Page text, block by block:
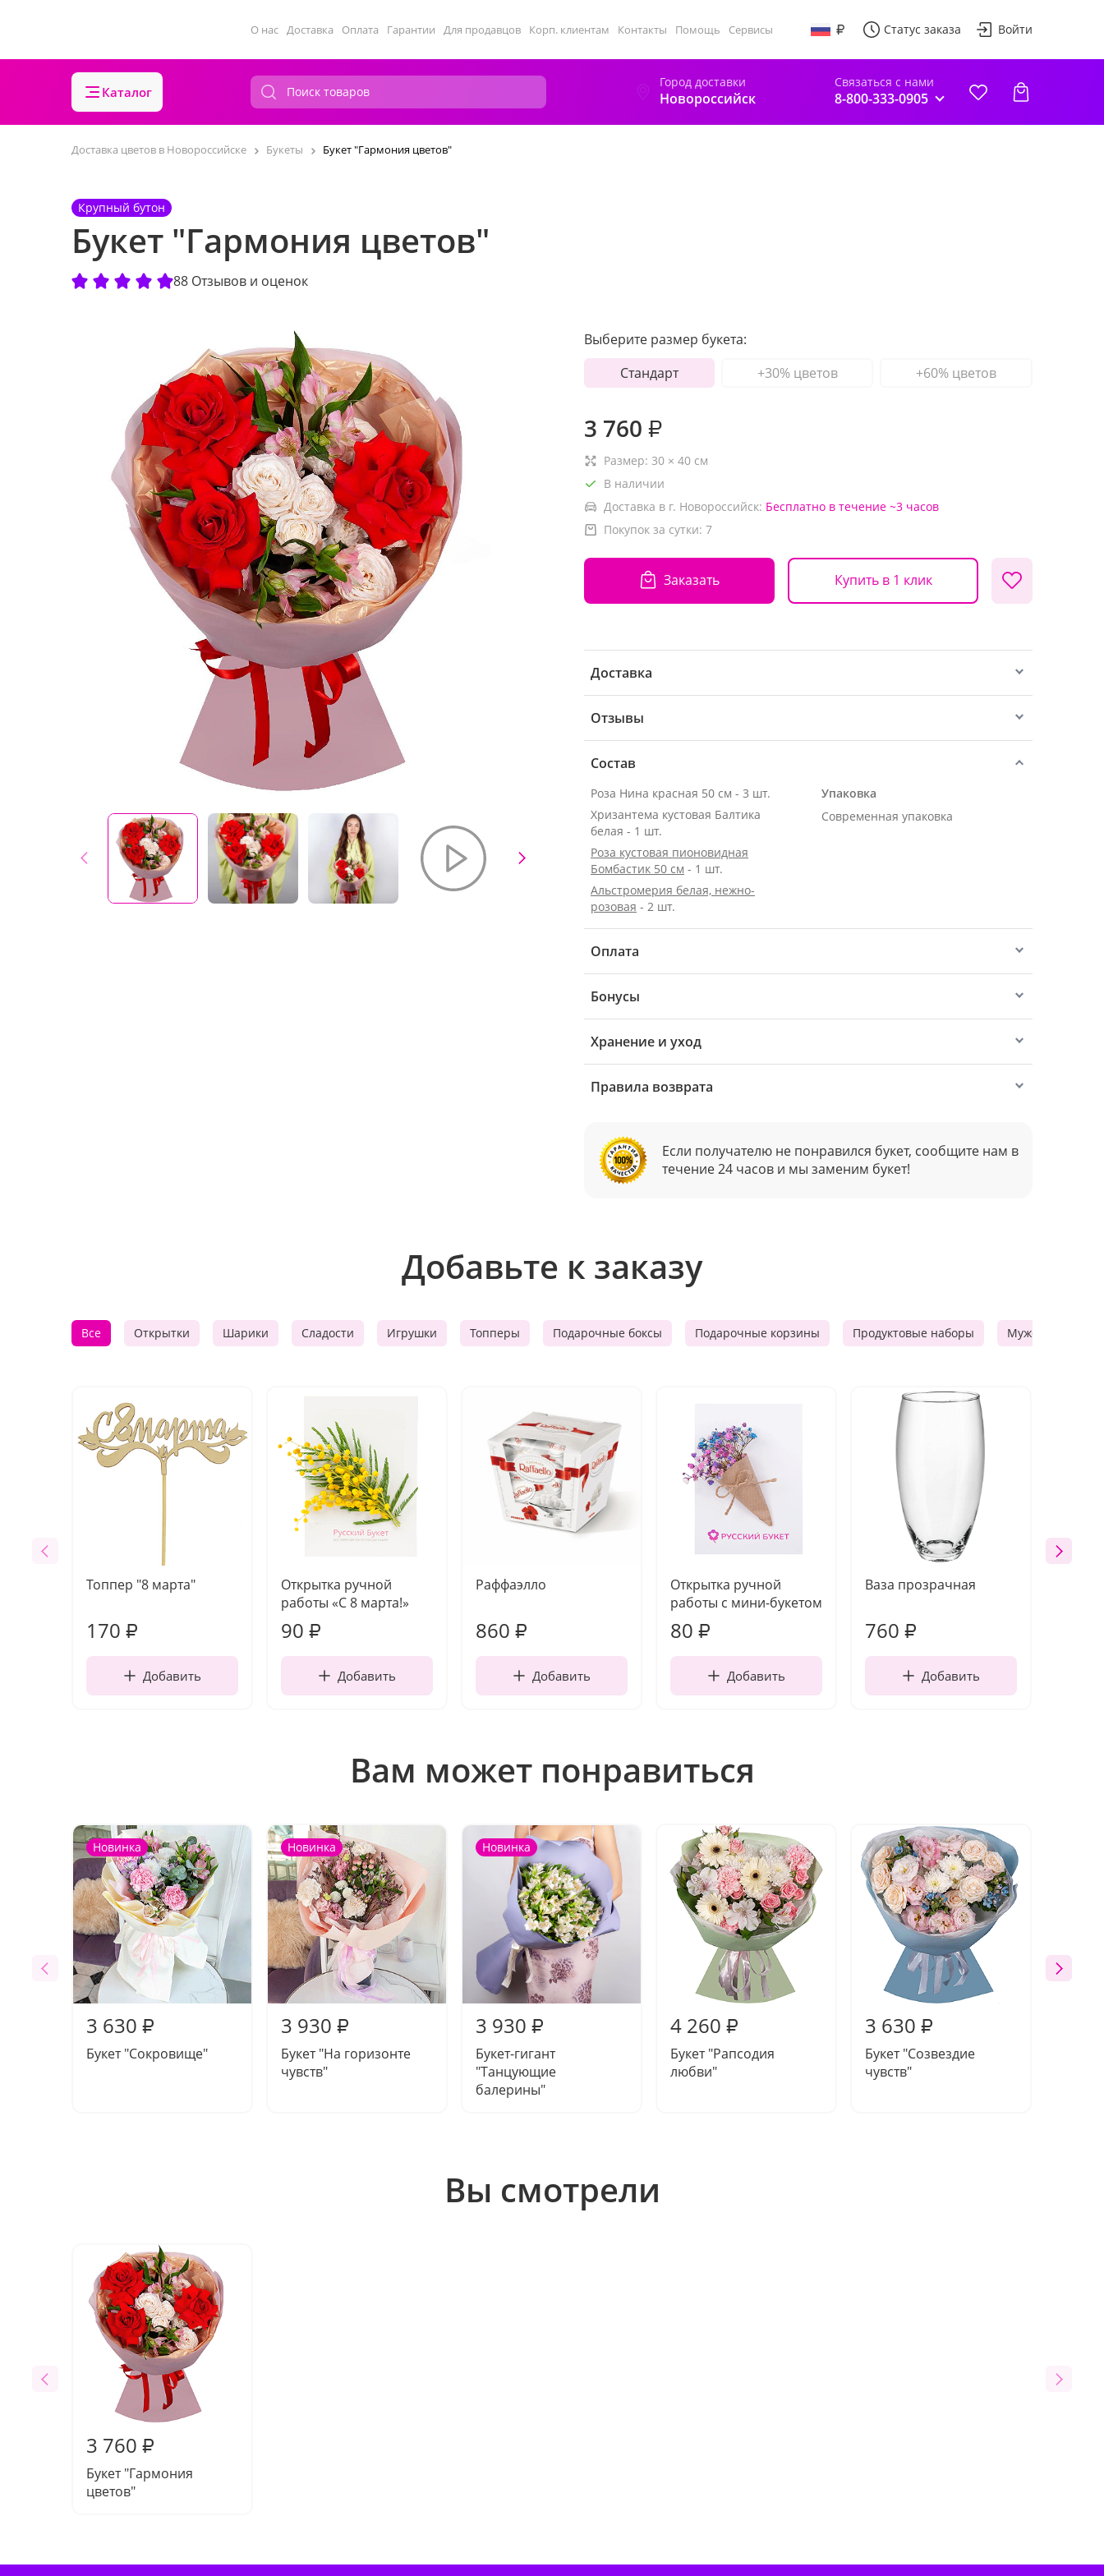
О нас Доставка Оплата Гарантии Для продавцов Корп. клиентам Контакты Помощь Сервисы Статус заказа Войти
Каталог
Город доставки
Новороссийск
Связаться с нами
8-800-333-0905
Доставка цветов в Новороссийске Букеты Букет "Гармония цветов"
Крупный бутон
Букет "Гармония цветов"
88 Отзывов и оценок
Выберите размер букета:
Стандарт
+30% цветов +60% цветов
3 760 ₽
Размер: 30 × 40 см
В наличии
Доставка в г. Новороссийск: Бесплатно в течение ~3 часов
Покупок за сутки: 7
Заказать Купить в 1 клик
Доставка
Отзывы
Состав
Роза Нина красная 50 см - 3 шт.
Хризантема кустовая Балтика
белая - 1 шт.
Роза кустовая пионовидная
Бомбастик 50 см - 1 шт.
Альстромерия белая, нежно-
розовая - 2 шт.
Упаковка
Современная упаковка
Оплата
Бонусы
Хранение и уход
Правила возврата
Если получателю не понравился букет, сообщите нам в
течение 24 часов и мы заменим букет!
Добавьте к заказу
Все Открытки Шарики Сладости Игрушки Топперы Подарочные боксы Подарочные корзины Продуктовые наборы Мужские
Топпер "8 марта"
170 ₽
Добавить
Открытка ручной
работы «С 8 марта!»
90 ₽
Добавить
Раффаэлло
860 ₽
Добавить
Открытка ручной
работы с мини-букетом
80 ₽
Добавить
Ваза прозрачная
760 ₽
Добавить
Вам может понравиться
Новинка
3 630 ₽
Букет "Сокровище"
Новинка
3 930 ₽
Букет "На горизонте
чувств"
Новинка
3 930 ₽
Букет-гигант
"Танцующие
балерины"
4 260 ₽
Букет "Рапсодия
любви"
3 630 ₽
Букет "Созвездие
чувств"
Вы смотрели
3 760 ₽
Букет "Гармония
цветов"